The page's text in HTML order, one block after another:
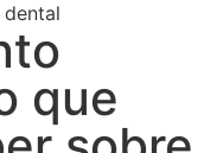
dental
que